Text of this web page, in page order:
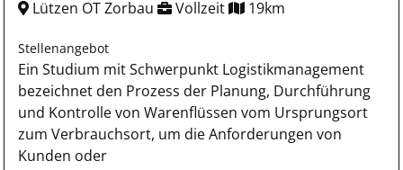
Lützen OT Zorbau Vollzeit 19km
Stellenangebot
Ein Studium mit Schwerpunkt Logistikmanagement
bezeichnet den Prozess der Planung, Durchführung
und Kontrolle von Warenflüssen vom Ursprungsort
zum Verbrauchsort, um die Anforderungen von
Kunden oder